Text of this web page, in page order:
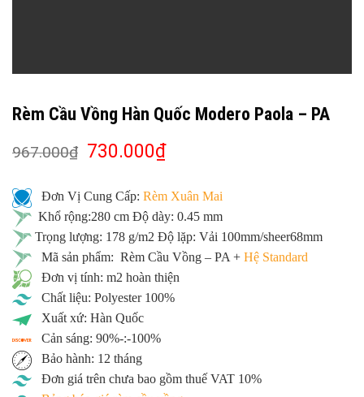
Rèm Cầu Vồng Hàn Quốc Modero Paola – PA
967.000₫ 730.000₫
Đơn Vị Cung Cấp: Rèm Xuân Mai
Khổ rộng:280 cm Độ dày: 0.45 mm
Trọng lượng: 178 g/m2 Độ lặp: Vải 100mm/sheer68mm
Mã sản phẩm: Rèm Cầu Vồng – PA + Hệ Standard
Đơn vị tính: m2 hoàn thiện
Chất liệu: Polyester 100%
Xuất xứ: Hàn Quốc
Cản sáng: 90%-:-100%
Bảo hành: 12 tháng
Đơn giá trên chưa bao gồm thuế VAT 10%